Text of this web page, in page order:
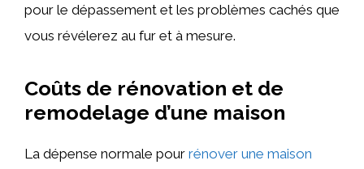
pour le dépassement et les problèmes cachés que
vous révélerez au fur et à mesure.
Coûts de rénovation et de
remodelage d’une maison
La dépense normale pour rénover une maison